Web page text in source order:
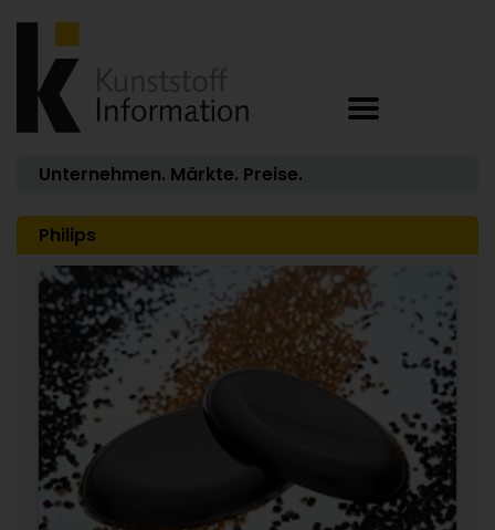
Unternehmen. Märkte. Preise.
Philips